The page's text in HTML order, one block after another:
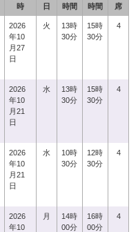
時
日
時間
時間
席
2026
年10
月27
日
火
13時
30分
15時
30分
4
2026
年10
月21
日
水
13時
30分
15時
30分
4
2026
年10
月21
日
水
10時
30分
12時
30分
4
2026
年10
月
14時
00分
16時
00分
4